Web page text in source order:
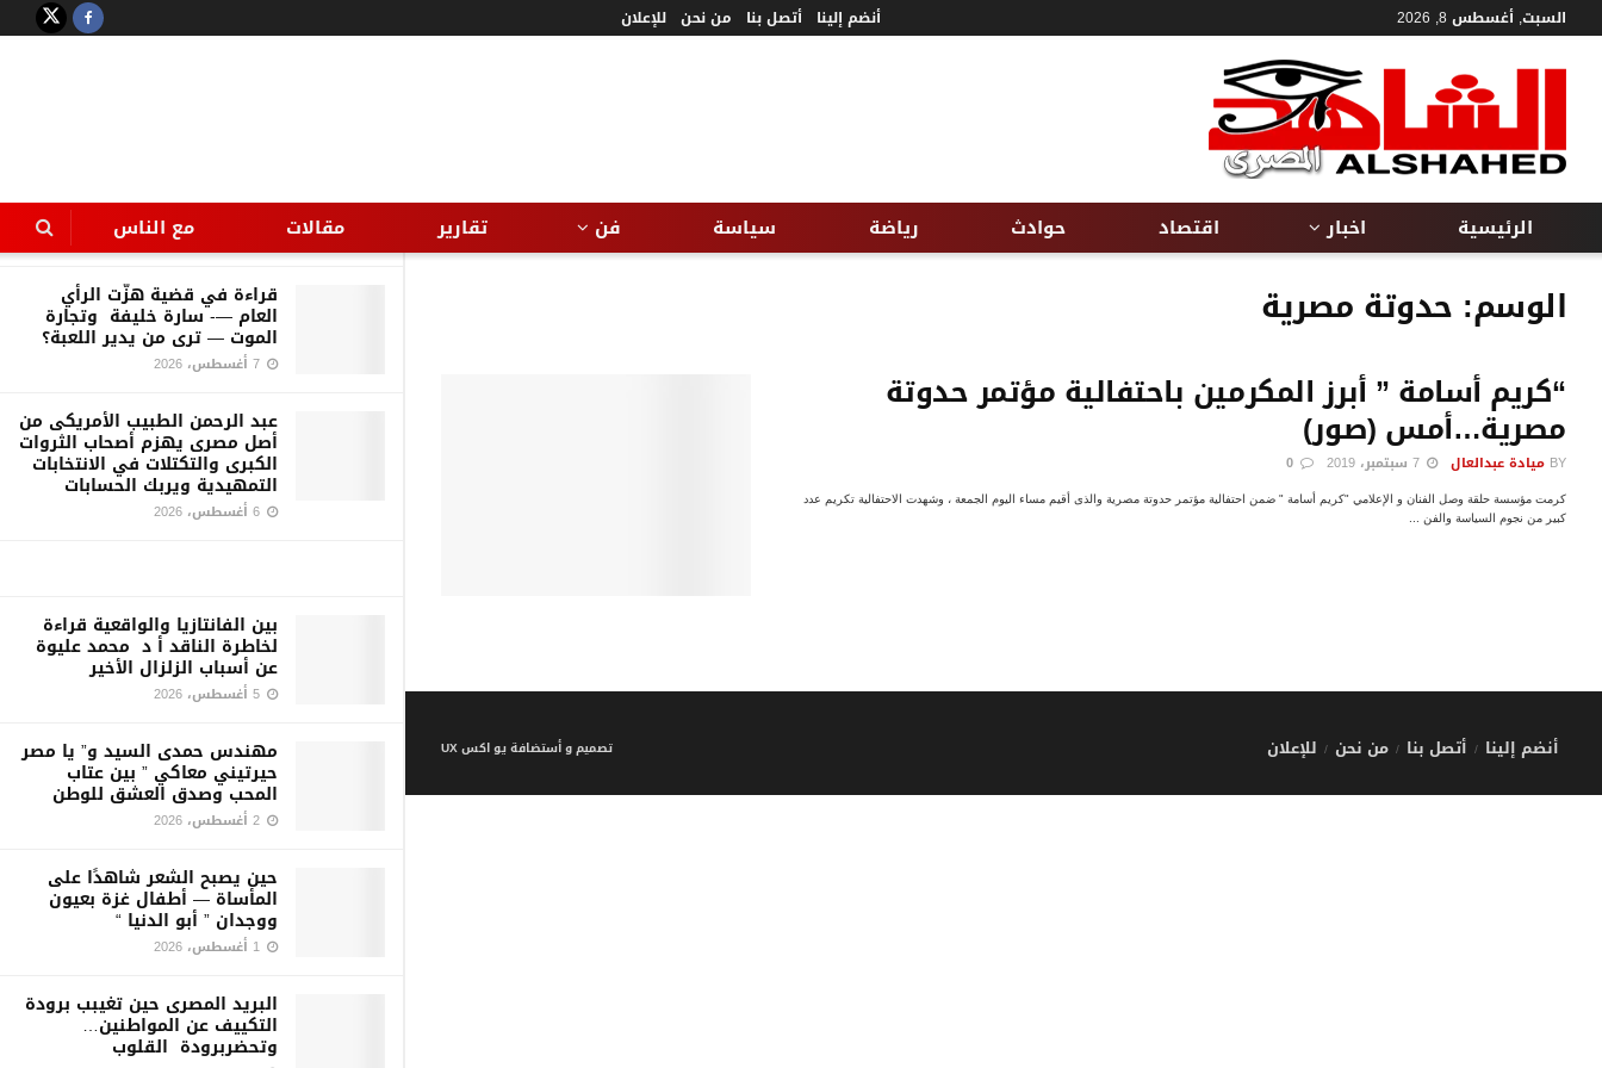
LATEST
محاولةٍ للفِرار
قراءة في قضية هزّت الرأي
العام —- سارة خليفة وتجارة
الموت — ترى من يدير اللعبة؟
عبد الرحمن الطبيب الأمريكى من
أصل مصرى يهزم أصحاب الثروات
الكبرى والتكتلات في الانتخابات
التمهيدية ويربك الحسابات
بين الفانتازيا والواقعية قراءة
لخاطرة الناقد أ د محمد عليوة
عن أسباب الزلزال الأخير
مهندس حمدى السيد و” يا مصر
حيرتيني معاكي ” بين عتاب
المحب وصدق العشق للوطن
حين يصبح الشعر شاهدًا على
المأساة — أطفال غزة بعيون
ووجدان ” أبو الدنيا “
البريد المصرى حين تغيبب برودة
التكييف عن المواطنين…
وتحضربرودة القلوب
السبت, أغسطس 8, 2026 أنضم إلينا أتصل بنا من نحن للإعلان
الرئيسية اخبار اقتصاد حوادث رياضة سياسة فن تقارير مقالات مع الناس
الوسم: حدوتة مصرية
“كريم أسامة ” أبرز المكرمين باحتفالية مؤتمر حدوتة
مصرية…أمس (صور)
BY ميادة عبدالعال
كرمت مؤسسة حلقة وصل الفنان و الإعلامي "كريم أسامة " ضمن احتفالية مؤتمر حدوتة مصرية والذى أقيم مساء اليوم الجمعة ، وشهدت الاحتفالية تكريم عدد
كبير من نجوم السياسة والفن ...
أنضم إلينا أتصل بنا من نحن للإعلان تصميم و أستضافة يو اكس UX